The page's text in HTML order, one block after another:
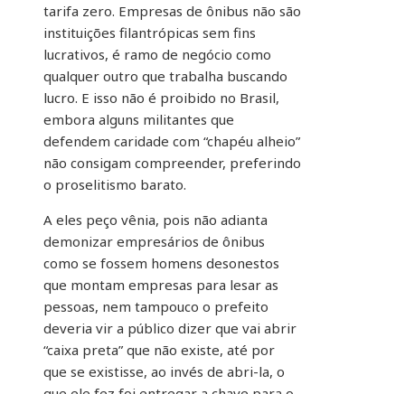
tarifa zero. Empresas de ônibus não são
instituições filantrópicas sem fins
lucrativos, é ramo de negócio como
qualquer outro que trabalha buscando
lucro. E isso não é proibido no Brasil,
embora alguns militantes que
defendem caridade com “chapéu alheio”
não consigam compreender, preferindo
o proselitismo barato.
A eles peço vênia, pois não adianta
demonizar empresários de ônibus
como se fossem homens desonestos
que montam empresas para lesar as
pessoas, nem tampouco o prefeito
deveria vir a público dizer que vai abrir
“caixa preta” que não existe, até por
que se existisse, ao invés de abri-la, o